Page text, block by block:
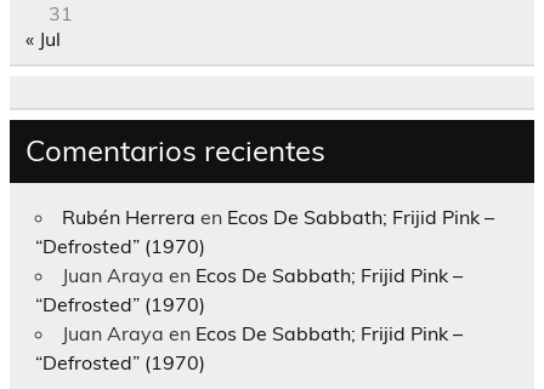
31
« Jul
Comentarios recientes
Rubén Herrera en Ecos De Sabbath; Frijid Pink –
“Defrosted” (1970)
Juan Araya en Ecos De Sabbath; Frijid Pink –
“Defrosted” (1970)
Juan Araya en Ecos De Sabbath; Frijid Pink –
“Defrosted” (1970)